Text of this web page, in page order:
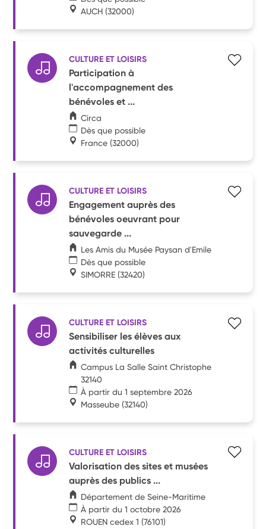
AUCH (32000)
CULTURE ET LOISIRS
Participation à
l'accompagnement des
bénévoles et ...
Circa
Dès que possible
France (32000)
CULTURE ET LOISIRS
Engagement auprès des
bénévoles oeuvrant pour
sauvegarde ...
Les Amis du Musée Paysan d'Emile
Dès que possible
SIMORRE (32420)
CULTURE ET LOISIRS
Sensibiliser les élèves aux
activités culturelles
Campus La Salle Saint Christophe
32140
À partir du 1 septembre 2026
Masseube (32140)
CULTURE ET LOISIRS
Valorisation des sites et musées
auprès des publics ...
Département de Seine-Maritime
À partir du 1 octobre 2026
ROUEN cedex 1 (76101)